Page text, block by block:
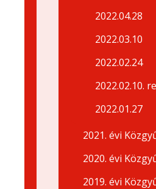
2022.04.28
2022.03.10
2022.02.24
2022.02.10.
2022.01.27
2021. évi
2020. évi
2019. évi